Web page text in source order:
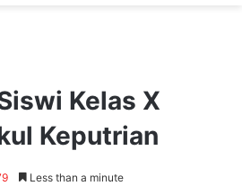
Kelas X
Keputrian
Less than a minute